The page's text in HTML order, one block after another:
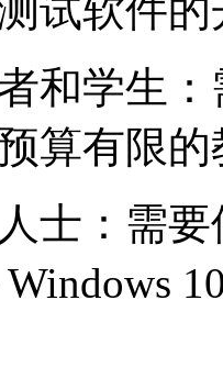
试软件
学生：
算有限
：需要